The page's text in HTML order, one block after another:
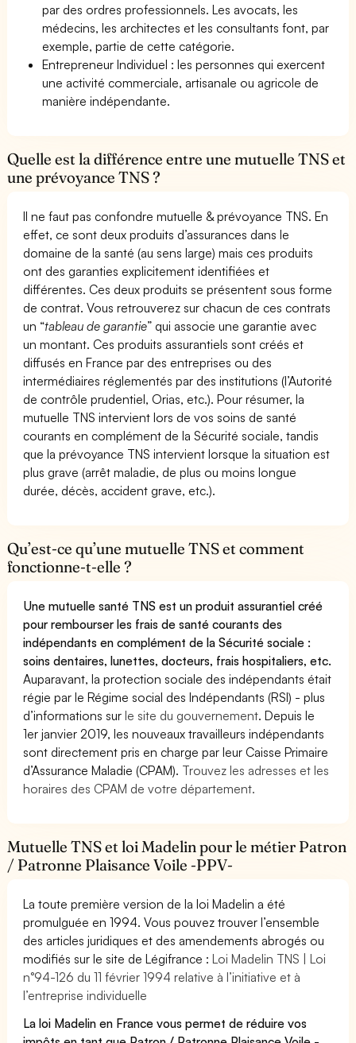
par des ordres professionnels. Les avocats, les
médecins, les architectes et les consultants font, par
exemple, partie de cette catégorie.
Entrepreneur Individuel : les personnes qui exercent
une activité commerciale, artisanale ou agricole de
manière indépendante.
Quelle est la différence entre une mutuelle TNS et
une prévoyance TNS ?
Il ne faut pas confondre mutuelle & prévoyance TNS. En
effet, ce sont deux produits d’assurances dans le
domaine de la santé (au sens large) mais ces produits
ont des garanties explicitement identifiées et
différentes. Ces deux produits se présentent sous forme
de contrat. Vous retrouverez sur chacun de ces contrats
un “tableau de garantie” qui associe une garantie avec
un montant. Ces produits assurantiels sont créés et
diffusés en France par des entreprises ou des
intermédiaires réglementés par des institutions (l’Autorité
de contrôle prudentiel, Orias, etc.). Pour résumer, la
mutuelle TNS intervient lors de vos soins de santé
courants en complément de la Sécurité sociale, tandis
que la prévoyance TNS intervient lorsque la situation est
plus grave (arrêt maladie, de plus ou moins longue
durée, décès, accident grave, etc.).
Qu’est-ce qu’une mutuelle TNS et comment
fonctionne-t-elle ?
Une mutuelle santé TNS est un produit assurantiel créé
pour rembourser les frais de santé courants des
indépendants en complément de la Sécurité sociale :
soins dentaires, lunettes, docteurs, frais hospitaliers, etc.
Auparavant, la protection sociale des indépendants était
régie par le Régime social des Indépendants (RSI) - plus
d’informations surle site du gouvernement. Depuis le
1er janvier 2019, les nouveaux travailleurs indépendants
sont directement pris en charge par leur Caisse Primaire
d’Assurance Maladie (CPAM). Trouvez les adresses et les
horaires des CPAM de votre département.
Mutuelle TNS et loi Madelin pour le métier Patron
/ Patronne Plaisance Voile -PPV-
La toute première version de la loi Madelin a été
promulguée en 1994. Vous pouvez trouver l’ensemble
des articles juridiques et des amendements abrogés ou
modifiés sur le site de Légifrance :Loi Madelin TNS | Loi
n°94-126 du 11 février 1994 relative à l’initiative et à
l’entreprise individuelle
La loi Madelin en France vous permet de réduire vos